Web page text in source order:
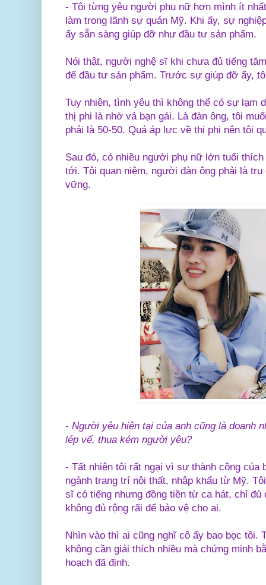
- Tôi từng yêu người phụ nữ hơn mình ít
làm trong lãnh sự quán Mỹ. Khi ấy, sự
ấy sẵn sàng giúp đỡ như đầu tư sản phẩm.
Nói thật, người nghệ sĩ khi chưa đủ tiếng
để đầu tư sản phẩm. Trước sự giúp đỡ ấy,
Tuy nhiên, tình yêu thì không thể có sự lạm
thị phi là nhờ vả bạn gái. Là đàn ông, tôi
phải là 50-50. Quá áp lực về thị phi nên tôi
Sau đó, có nhiều người phụ nữ lớn tuổi
tới. Tôi quan niệm, người đàn ông phải là
vững.
- Người yêu hiện tại của anh cũng là doanh
lép vế, thua kém người yêu?
- Tất nhiên tôi rất ngại vì sự thành công của
ngành trang trí nội thất, nhập khẩu từ Mỹ.
sĩ có tiếng nhưng đồng tiền từ ca hát, chỉ đủ
không đủ rộng rãi để bảo vệ cho ai.
Nhìn vào thì ai cũng nghĩ cô ấy bao bọc tôi.
không cần giải thích nhiều mà chứng minh
hoạch đã định.